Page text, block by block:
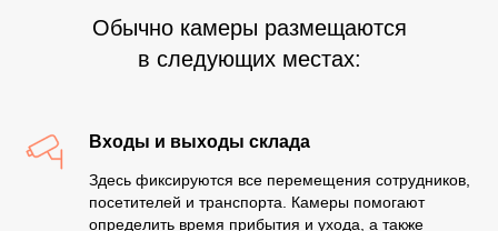
Обычно камеры размещаются
в следующих местах:
Входы и выходы склада
Здесь фиксируются все перемещения сотрудников,
посетителей и транспорта. Камеры помогают
определить время прибытия и ухода, а также